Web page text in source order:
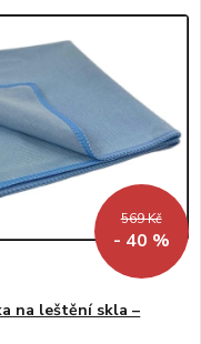
569 Kč
- 40 %
na leštění skla –